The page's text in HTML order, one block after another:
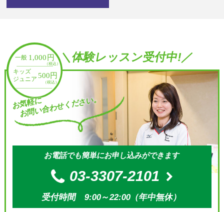
＼体験レッスン受付中!／
お気軽に
お問い合わせください。
お電話でも簡単にお申し込みができます
03-3307-2101
受付時間 9:00～22:00（年中無休）